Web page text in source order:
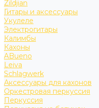
Zildjian
Гитары и аксессуары
Укулеле
Электрогитары
Калимбы
Кахоны
ABueno
Leiva
Schlagwerk
Аксессуары для кахонов
Оркестровая перкуссия
Перкуссия